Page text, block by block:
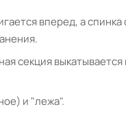
вперед, а
секция
и "лежа".